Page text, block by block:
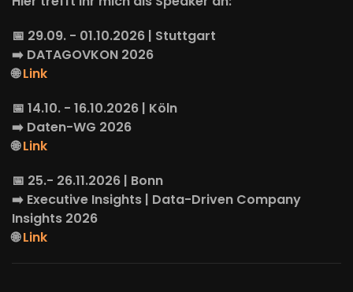
📅 29.09. - 01.10.2026 | Stuttgart
➡️ DATAGOVKON 2026
🌐Link
📅 14.10. - 16.10.2026 | Köln
➡️ Daten-WG 2026
🌐Link
📅 25.- 26.11.2026 | Bonn
➡️ Executive Insights | Data-Driven Company
Insights 2026
🌐Link